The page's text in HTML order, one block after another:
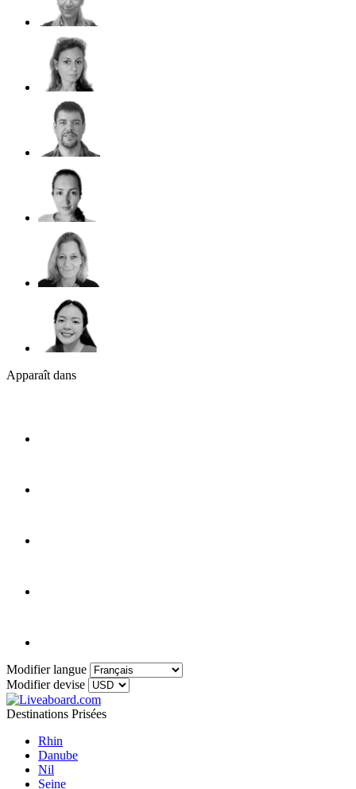
Apparaît dans
Modifier langue
Modifier devise
Destinations Prisées
Rhin
Danube
Nil
Seine